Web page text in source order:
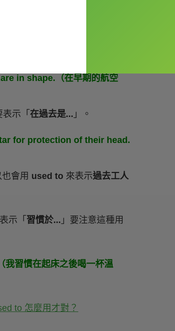
或是翻譯喔。
in shape.（在早期的航空
示「 在過去是... 」。
for protection of their head.
會用 used to 來表示過去工人
示「 習慣於... 」要注意這種用
習慣在起床之後喝一杯溫
to 怎麼用才對？